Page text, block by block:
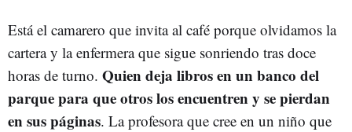
Está el camarero que invita al café porque olvidamos la
cartera y la enfermera que sigue sonriendo tras doce
horas de turno. Quien deja libros en un banco del
parque para que otros los encuentren y se pierdan
en sus páginas. La profesora que cree en un niño que